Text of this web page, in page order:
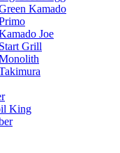
Kamado
Joe
Grill
King